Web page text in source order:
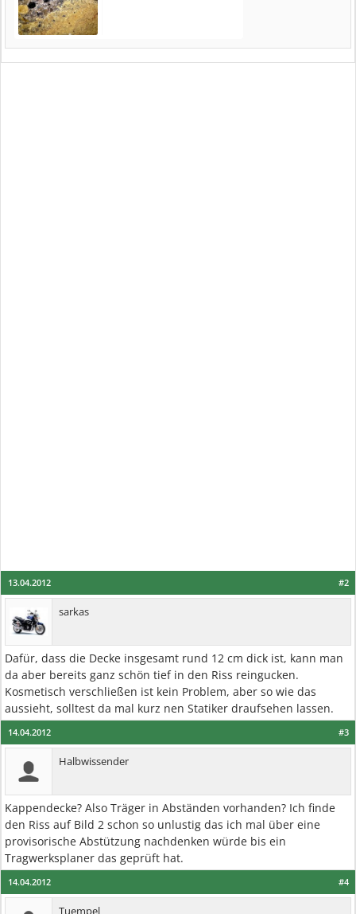
#2
13.04.2012
sarkas
Dafür, dass die Decke insgesamt rund 12 cm dick ist, kann man
da aber bereits ganz schön tief in den Riss reingucken.
Kosmetisch verschließen ist kein Problem, aber so wie das
aussieht, solltest da mal kurz nen Statiker draufsehen lassen.
#3
14.04.2012
Halbwissender
Kappendecke? Also Träger in Abständen vorhanden? Ich finde
den Riss auf Bild 2 schon so unlustig das ich mal über eine
provisorische Abstützung nachdenken würde bis ein
Tragwerksplaner das geprüft hat.
#4
14.04.2012
Tuempel